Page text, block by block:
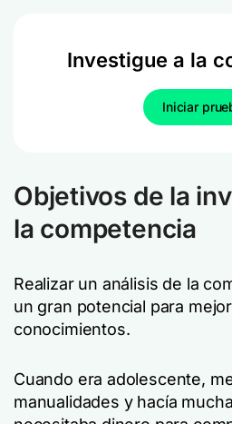
Investigue a la
Iniciar
Objetivos de la
la competencia
Realizar un análisis de la
un gran potencial para
conocimientos.
Cuando era adolescente,
manualidades y hacía